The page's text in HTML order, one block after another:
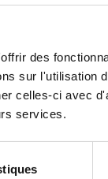
des
sur l'utilisation
celles-ci avec
services.